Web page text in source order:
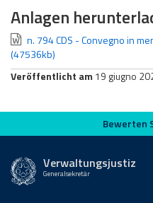
Anlagen
n. 794 CDS - Convegno in
(47536kb)
Veröffentlicht am 19 giugno
Bewerten SieBewerten
Verwaltungsjustiz
Generalsekretär